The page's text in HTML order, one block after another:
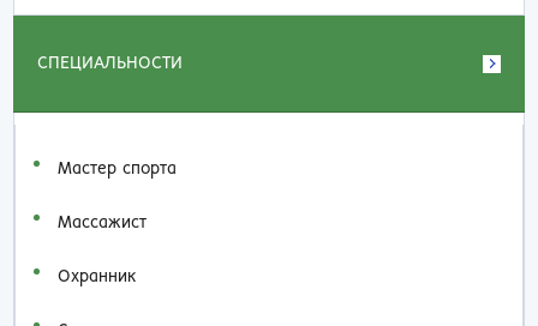
СПЕЦИАЛЬНОСТИ
Мастер спорта
Массажист
Охранник